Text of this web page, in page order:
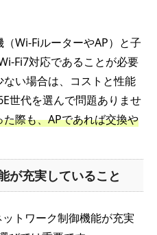
Wi-FiルーターやAP）と子
Fi7対応であることが必要
い場合は、コストと性能
世代を選んで問題ありませ
際も、APであれば交換や
が充実していること
トワーク制御機能が充実